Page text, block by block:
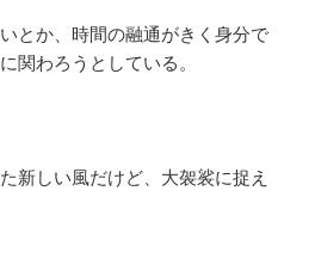
とか、時間の融通がきく身分で
関わろうとしている。
新しい風だけど、大袈裟に捉え